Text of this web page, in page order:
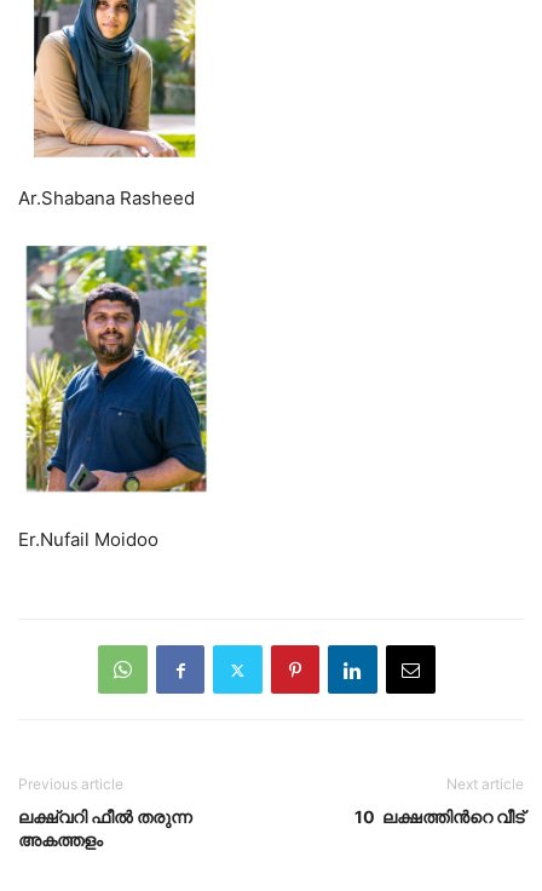
Ar.Shabana Rasheed
Er.Nufail Moidoo
Previous article
ലക്ഷ്വറി ഫീൽ തരുന്ന
അകത്തളം
Next article
10 ലക്ഷത്തിൻറെ വീട്